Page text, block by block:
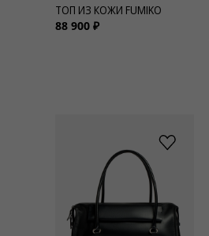
ТОП ИЗ КОЖИ FUMIKO
88 900 ₽